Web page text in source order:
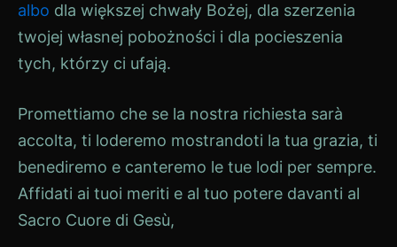
albo dla większej chwały Bożej, dla szerzenia
twojej własnej pobożności i dla pocieszenia
tych, którzy ci ufają.
Promettiamo che se la nostra richiesta sarà
accolta, ti loderemo mostrandoti la tua grazia, ti
benediremo e canteremo le tue lodi per sempre.
Affidati ai tuoi meriti e al tuo potere davanti al
Sacro Cuore di Gesù,